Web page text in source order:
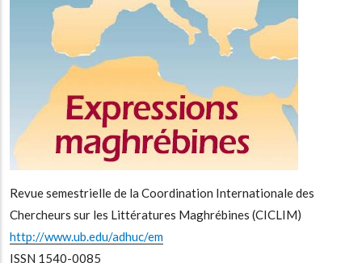
navegación
Revue semestrielle de la Coordination Internationale des
Chercheurs sur les Littératures Maghrébines (CICLIM)
http://www.ub.edu/adhuc/em
ISSN 1540-0085